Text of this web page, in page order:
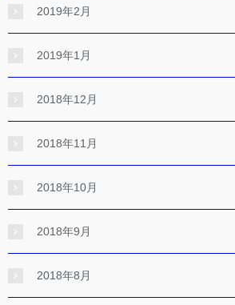
2019年2月
2019年1月
2018年12月
2018年11月
2018年10月
2018年9月
2018年8月